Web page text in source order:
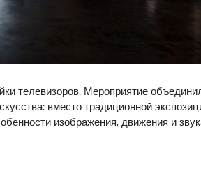
телевизоров. Мероприятие
вместо традиционной
изображения, движения и